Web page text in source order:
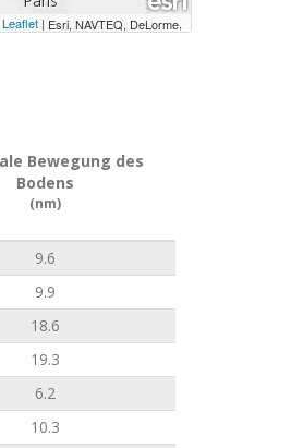
Leaflet | Esri, NAVTEQ, DeLorme,
Bewegung des
Bodens
(nm)
9.6
9.9
18.6
19.3
6.2
10.3